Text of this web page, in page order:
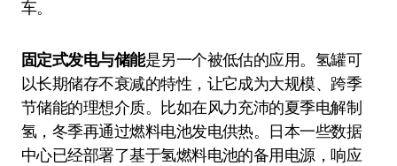
车。
固定式发电与储能是另一个被低估的应用。氢罐可
以长期储存不衰减的特性，让它成为大规模、跨季
节储能的理想介质。比如在风力充沛的夏季电解制
氢，冬季再通过燃料电池发电供热。日本一些数据
中心已经部署了基于氢燃料电池的备用电源，响应